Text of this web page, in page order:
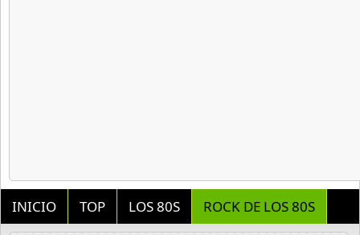
INICIO TOP LOS 80S ROCK DE LOS 80S